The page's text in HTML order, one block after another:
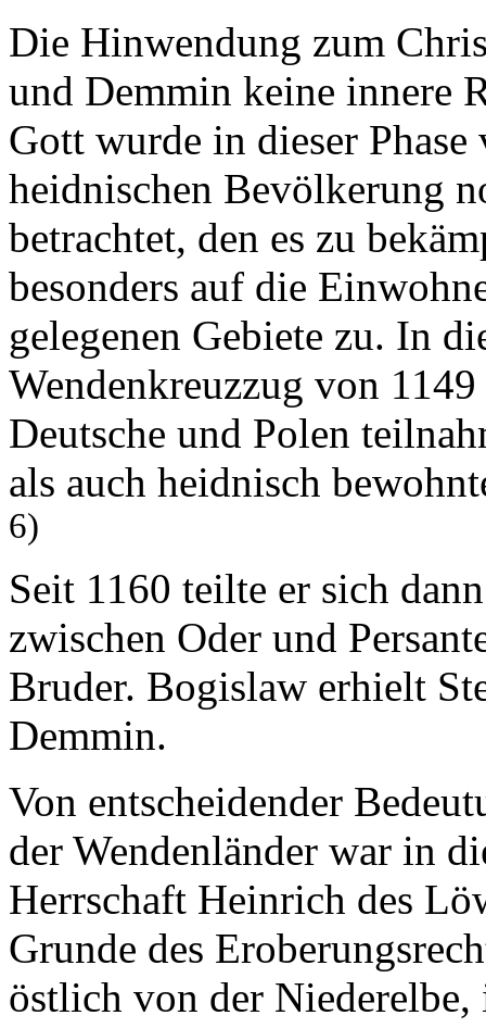
Die Hinwendung zum
und Demmin keine innere
Gott wurde in dieser
heidnischen Bevölkerung
betrachtet, den es zu
besonders auf die
gelegenen Gebiete zu. In
Wendenkreuzzug von
Deutsche und Polen
als auch heidnisch
6)
Seit 1160 teilte er sich
zwischen Oder und
Bruder. Bogislaw erhielt
Demmin.
Von entscheidender
der Wendenländer war in
Herrschaft Heinrich des
Grunde des
östlich von der